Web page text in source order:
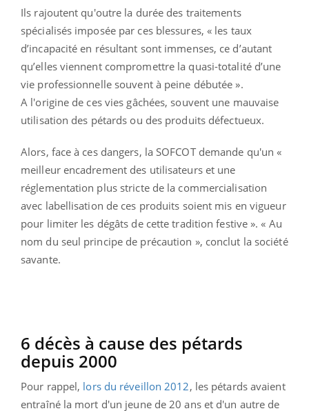
Ils rajoutent qu'outre la durée des traitements
spécialisés imposée par ces blessures, « les taux
d’incapacité en résultant sont immenses, ce d’autant
qu’elles viennent compromettre la quasi-totalité d’une
vie professionnelle souvent à peine débutée ».
A l'origine de ces vies gâchées, souvent une mauvaise
utilisation des pétards ou des produits défectueux.
Alors, face à ces dangers, la SOFCOT demande qu'un «
meilleur encadrement des utilisateurs et une
réglementation plus stricte de la commercialisation
avec labellisation de ces produits soient mis en vigueur
pour limiter les dégâts de cette tradition festive ». « Au
nom du seul principe de précaution », conclut la société
savante.
6 décès à cause des pétards
depuis 2000
Pour rappel, lors du réveillon 2012, les pétards avaient
entraîné la mort d'un jeune de 20 ans et d'un autre de